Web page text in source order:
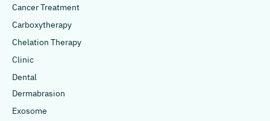
Cancer Treatment
Carboxytherapy
Chelation Therapy
Clinic
Dental
Dermabrasion
Exosome